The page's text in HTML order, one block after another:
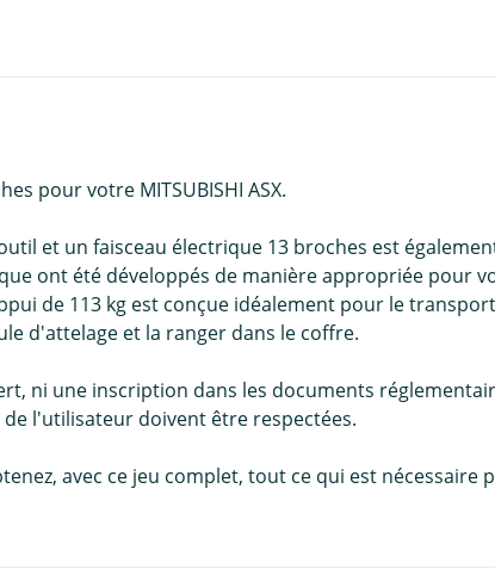
pour votre MITSUBISHI ASX.
et un faisceau électrique 13 broches est
ont été développés de manière appropriée pour
de 113 kg est conçue idéalement pour le
d'attelage et la ranger dans le coffre.
ni une inscription dans les documents
l'utilisateur doivent être respectées.
avec ce jeu complet, tout ce qui est